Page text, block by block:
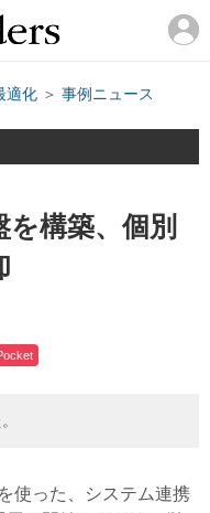
適化 ＞ 事例ニュース
構築、個別
使った、システム連携